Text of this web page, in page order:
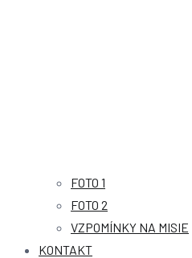
FOTO 1
FOTO 2
VZPOMÍNKY NA MISIE
KONTAKT